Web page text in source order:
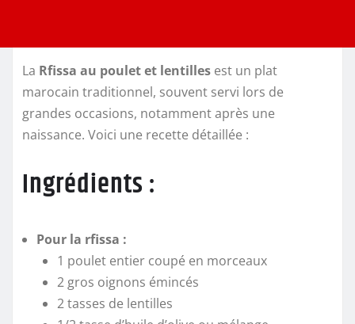
La Rfissa au poulet et lentilles est un plat
marocain traditionnel, souvent servi lors de
grandes occasions, notamment après une
naissance. Voici une recette détaillée :
Ingrédients :
Pour la rfissa :
1 poulet entier coupé en morceaux
2 gros oignons émincés
2 tasses de lentilles